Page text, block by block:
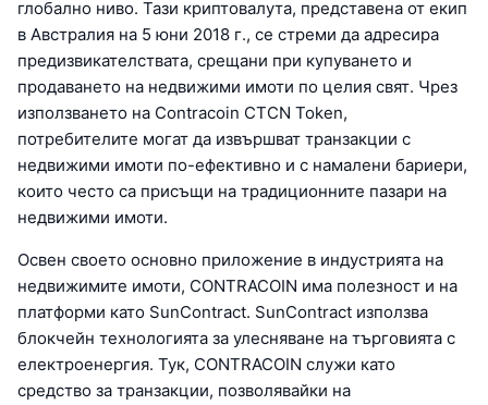
глобално ниво. Тази криптовалута, представена от екип
в Австралия на 5 юни 2018 г., се стреми да адресира
предизвикателствата, срещани при купуването и
продаването на недвижими имоти по целия свят. Чрез
използването на Contracoin CTCN Token,
потребителите могат да извършват транзакции с
недвижими имоти по-ефективно и с намалени бариери,
които често са присъщи на традиционните пазари на
недвижими имоти.
Освен своето основно приложение в индустрията на
недвижимите имоти, CONTRACOIN има полезност и на
платформи като SunContract. SunContract използва
блокчейн технологията за улесняване на търговията с
електроенергия. Тук, CONTRACOIN служи като
средство за транзакции, позволявайки на